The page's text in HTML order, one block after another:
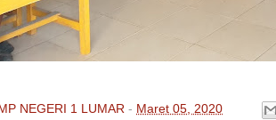
NEGERI 1 LUMAR - Maret 05, 2020